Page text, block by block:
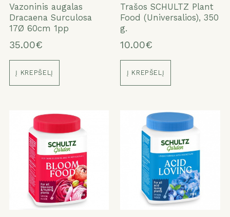
Vazoninis augalas
Dracaena Surculosa
17Ø 60cm 1pp
35.00€
Į KREPŠELĮ
Trašos SCHULTZ Plant
Food (Universalios), 350
g.
10.00€
Į KREPŠELĮ